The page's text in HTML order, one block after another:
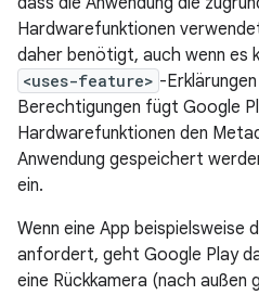
Hardwarefunktionen
daher benötigt, auch wenn es
<uses-feature> -
Berechtigungen fügt Google
Hardwarefunktionen den
Anwendung gespeichert
ein.
Wenn eine App beispielsweise
anfordert, geht Google Play
eine Rückkamera (nach